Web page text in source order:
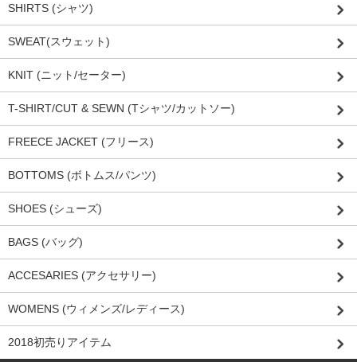
SHIRTS (シャツ)
SWEAT(スウェット)
KNIT (ニット/セーター)
T-SHIRT/CUT & SEWN (Tシャツ/カットソー)
FREECE JACKET (フリース)
BOTTOMS (ボトムス/パンツ)
SHOES (シューズ)
BAGS (バッグ)
ACCESARIES (アクセサリー)
WOMENS (ウィメンズ/レディース)
2018初売りアイテム